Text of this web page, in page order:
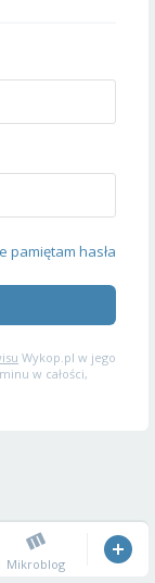
pamiętam hasła
Wykop.pl w jego
w całości,
Mikroblog